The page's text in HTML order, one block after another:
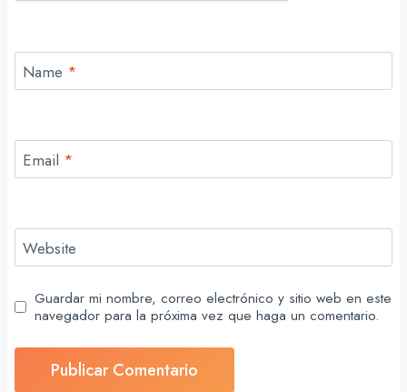
Name *
Email *
Website
Guardar mi nombre, correo electrónico y sitio web en este
navegador para la próxima vez que haga un comentario.